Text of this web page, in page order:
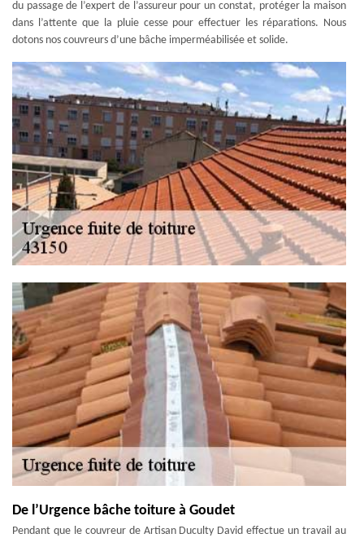
du passage de l’expert de l’assureur pour un constat, protéger la maison
dans l’attente que la pluie cesse pour effectuer les réparations. Nous
dotons nos couvreurs d’une bâche imperméabilisée et solide.
De l’Urgence bâche toiture à Goudet
Pendant que le couvreur de Artisan Duculty David effectue un travail au